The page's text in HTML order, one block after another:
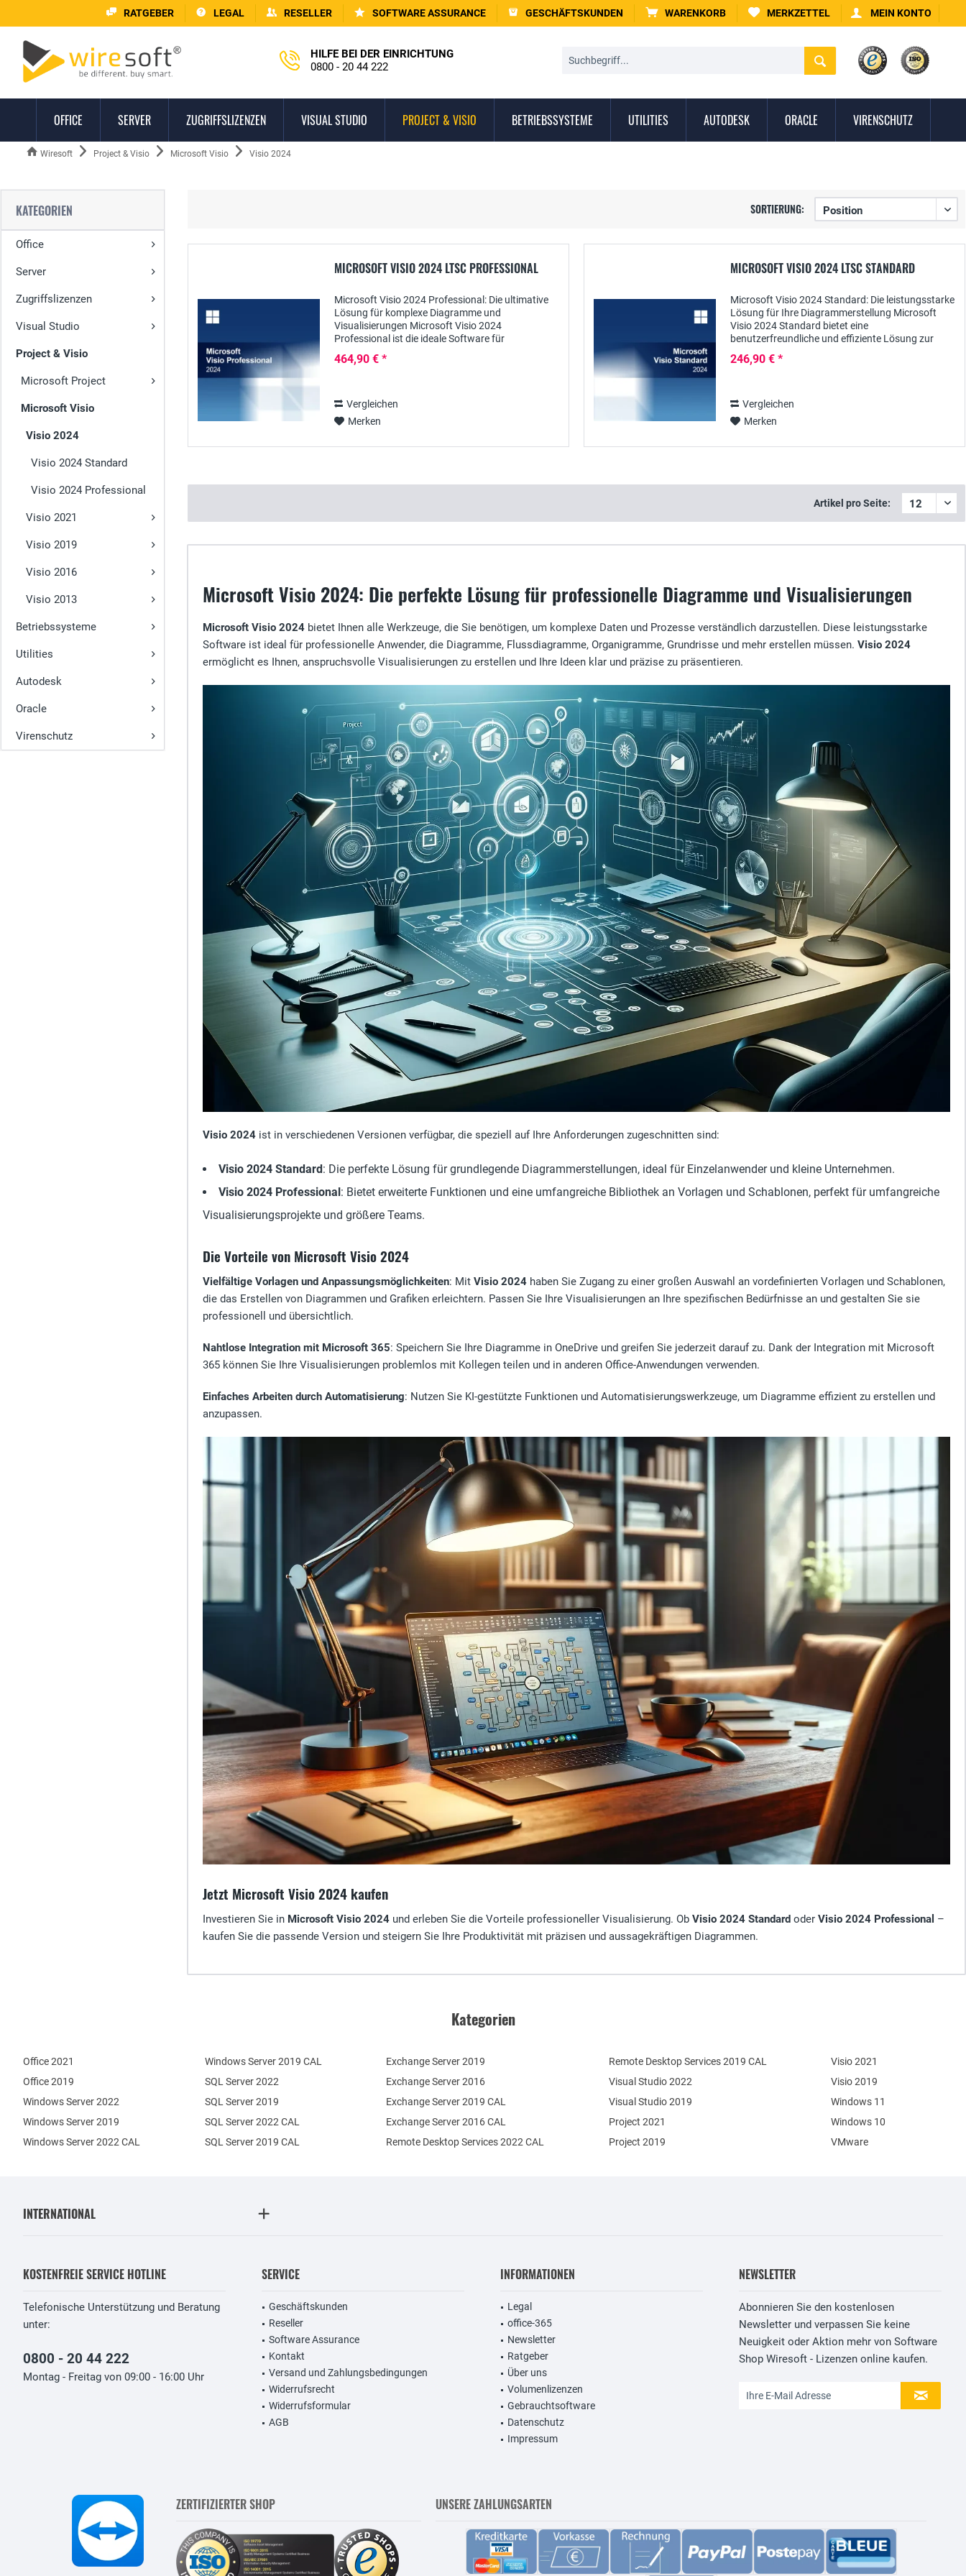
RATGEBER LEGAL RESELLER SOFTWARE ASSURANCE GESCHÄFTSKUNDEN WARENKORB MERKZETTEL MEIN KONTO
HILFE BEI DER EINRICHTUNG
0800 - 20 44 222
OFFICE SERVER ZUGRIFFSLIZENZEN VISUAL STUDIO PROJECT & VISIO BETRIEBSSYSTEME UTILITIES AUTODESK ORACLE VIRENSCHUTZ
Wiresoft Project & Visio Microsoft Visio Visio 2024
KATEGORIEN
Office
Server
Zugriffslizenzen
Visual Studio
Project & Visio
Microsoft Project
Microsoft Visio
Visio 2024
Visio 2024 Standard
Visio 2024 Professional
Visio 2021
Visio 2019
Visio 2016
Visio 2013
Betriebssysteme
Utilities
Autodesk
Oracle
Virenschutz
SORTIERUNG:
MICROSOFT VISIO 2024 LTSC PROFESSIONAL
Microsoft Visio 2024 Professional: Die ultimative
Lösung für komplexe Diagramme und
Visualisierungen Microsoft Visio 2024
Professional ist die ideale Software für
Diagramme, Flussdiagramme und...
464,90 € *
Vergleichen
Merken
MICROSOFT VISIO 2024 LTSC STANDARD
Microsoft Visio 2024 Standard: Die leistungsstarke
Lösung für Ihre Diagrammerstellung Microsoft
Visio 2024 Standard bietet eine
benutzerfreundliche und effiziente Lösung zur
Flussdiagrammen und...
246,90 € *
Vergleichen
Merken
Artikel pro Seite:
Microsoft Visio 2024: Die perfekte Lösung für professionelle Diagramme und Visualisierungen
Microsoft Visio 2024 bietet Ihnen alle Werkzeuge, die Sie benötigen, um komplexe Daten und Prozesse verständlich darzustellen. Diese leistungsstarke
Software ist ideal für professionelle Anwender, die Diagramme, Flussdiagramme, Organigramme, Grundrisse und mehr erstellen müssen. Visio 2024
ermöglicht es Ihnen, anspruchsvolle Visualisierungen zu erstellen und Ihre Ideen klar und präzise zu präsentieren.
Visio 2024 ist in verschiedenen Versionen verfügbar, die speziell auf Ihre Anforderungen zugeschnitten sind:
Visio 2024 Standard : Die perfekte Lösung für grundlegende Diagrammerstellungen, ideal für Einzelanwender und kleine Unternehmen.
Visio 2024 Professional : Bietet erweiterte Funktionen und eine umfangreiche Bibliothek an Vorlagen und Schablonen, perfekt für umfangreiche
Visualisierungsprojekte und größere Teams.
Die Vorteile von Microsoft Visio 2024
Vielfältige Vorlagen und Anpassungsmöglichkeiten: Mit Visio 2024 haben Sie Zugang zu einer großen Auswahl an vordefinierten Vorlagen und Schablonen,
die das Erstellen von Diagrammen und Grafiken erleichtern. Passen Sie Ihre Visualisierungen an Ihre spezifischen Bedürfnisse an und gestalten Sie sie
professionell und übersichtlich.
Nahtlose Integration mit Microsoft 365: Speichern Sie Ihre Diagramme in OneDrive und greifen Sie jederzeit darauf zu. Dank der Integration mit Microsoft
365 können Sie Ihre Visualisierungen problemlos mit Kollegen teilen und in anderen Office-Anwendungen verwenden.
Einfaches Arbeiten durch Automatisierung: Nutzen Sie KI-gestützte Funktionen und Automatisierungswerkzeuge, um Diagramme effizient zu erstellen und
anzupassen.
Jetzt Microsoft Visio 2024 kaufen
Investieren Sie in Microsoft Visio 2024 und erleben Sie die Vorteile professioneller Visualisierung. Ob Visio 2024 Standard oder Visio 2024 Professional –
kaufen Sie die passende Version und steigern Sie Ihre Produktivität mit präzisen und aussagekräftigen Diagrammen.
Kategorien
Office 2021
Office 2019
Windows Server 2022
Windows Server 2019
Exchange Server 2019
Exchange Server 2016
SQL Server 2022
SQL Server 2019
Windows Server 2022 CAL
Windows Server 2019 CAL
SQL Server 2022 CAL
SQL Server 2019 CAL
Remote Desktop Services 2022 CAL
Remote Desktop Services 2019 CAL
Exchange Server 2019 CAL
Exchange Server 2016 CAL
Visual Studio 2022
Visual Studio 2019
Project 2021
Project 2019
Visio 2021
Visio 2019
Windows 11
Windows 10
VMware
INTERNATIONAL
KOSTENFREIE SERVICE HOTLINE
Telefonische Unterstützung und Beratung
unter:
0800 - 20 44 222
Montag - Freitag von 09:00 - 16:00 Uhr
SERVICE
Geschäftskunden
Reseller
Software Assurance
Kontakt
Versand und Zahlungsbedingungen
Widerrufsrecht
Widerrufsformular
AGB
INFORMATIONEN
Legal
office-365
Newsletter
Ratgeber
Über uns
Volumenlizenzen
Gebrauchtsoftware
Datenschutz
Impressum
NEWSLETTER
Abonnieren Sie den kostenlosen
Newsletter und verpassen Sie keine
Neuigkeit oder Aktion mehr von Software
Shop Wiresoft - Lizenzen online kaufen.
ZERTIFIZIERTER SHOP UNSERE ZAHLUNGSARTEN